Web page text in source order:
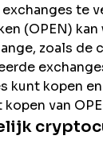
te
(OPEN)
zoals de
kunt kopen
kopen van